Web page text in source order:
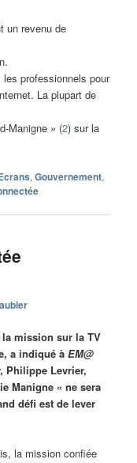
un revenu de
les professionnels pour
La plupart de
Manigne » (2) sur la
,Gouvernement,
mission sur la TV
a indiqué àEM@
Philippe Levrier,
Manigne « ne sera
défi est de lever
la mission confiée